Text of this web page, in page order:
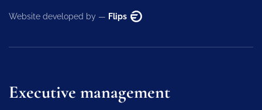
Website developed by — Flips
Executive management